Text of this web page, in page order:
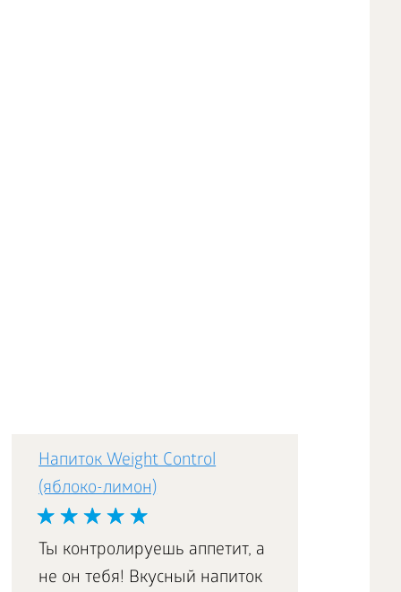
Lite Step Box /
Легкая походка Daily
Напиток Weight Control
(яблоко-лимон)
Ты контролируешь аппетит, а
не он тебя! Вкусный напиток